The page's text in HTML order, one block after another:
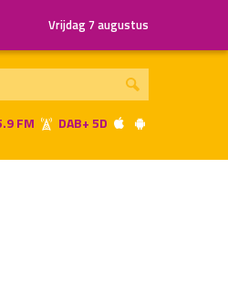
Vrijdag 7 augustus
FM DAB+ 5D